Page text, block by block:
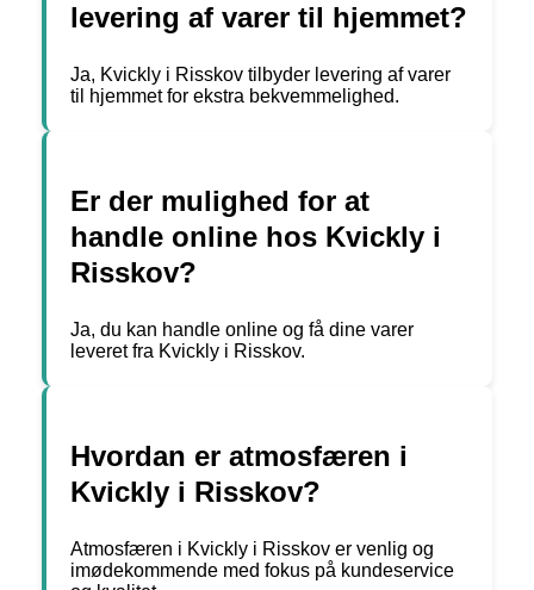
levering af varer til hjemmet?
Ja, Kvickly i Risskov tilbyder levering af varer
til hjemmet for ekstra bekvemmelighed.
Er der mulighed for at
handle online hos Kvickly i
Risskov?
Ja, du kan handle online og få dine varer
leveret fra Kvickly i Risskov.
Hvordan er atmosfæren i
Kvickly i Risskov?
Atmosfæren i Kvickly i Risskov er venlig og
imødekommende med fokus på kundeservice